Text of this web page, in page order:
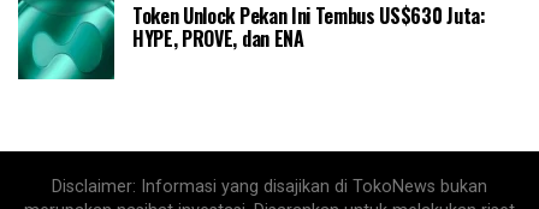
Token Unlock Pekan Ini Tembus US$630 Juta:
HYPE, PROVE, dan ENA
Disclaimer: Informasi yang disajikan di TokoNews bukan